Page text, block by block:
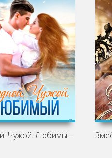
Родной. Чужой. Любимый - Лилия Орланд